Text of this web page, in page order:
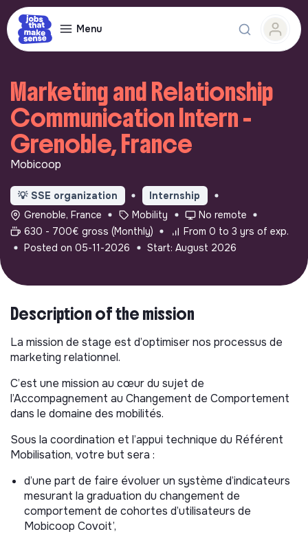
Menu
Marketing and Relationship
Communication Intern -
Grenoble, France
Mobicoop
💡 SSE organization
Internship
Grenoble, France
Mobility
No remote
630 - 700€ gross (Monthly)
From 0 to 3 yrs of exp.
Posted on 05-11-2026
Start: August 2026
Description of the mission
La mission de stage est d’optimiser nos processus de
marketing relationnel.
C’est une mission au cœur du sujet de
l’Accompagnement au Changement de Comportement
dans le domaine des mobilités.
Sous la coordination et l’appui technique du Référent
Mobilisation, votre but sera :
d’une part de faire évoluer un système d’indicateurs
mesurant la graduation du changement de
comportement de cohortes d’utilisateurs de
Mobicoop Covoit’,